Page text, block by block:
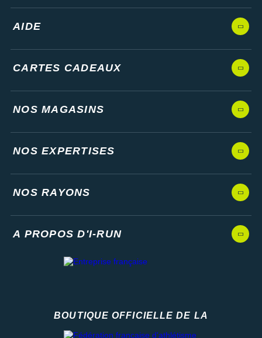
AIDE
CARTES CADEAUX
NOS MAGASINS
NOS EXPERTISES
NOS RAYONS
A PROPOS D'I-RUN
BOUTIQUE OFFICIELLE DE LA